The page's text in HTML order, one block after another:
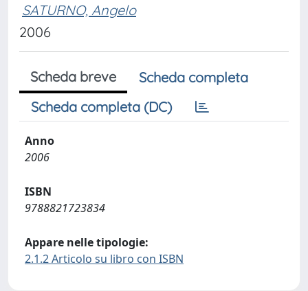
SATURNO, Angelo
2006
Scheda breve
Scheda completa
Scheda completa (DC)
Anno
2006
ISBN
9788821723834
Appare nelle tipologie:
2.1.2 Articolo su libro con ISBN